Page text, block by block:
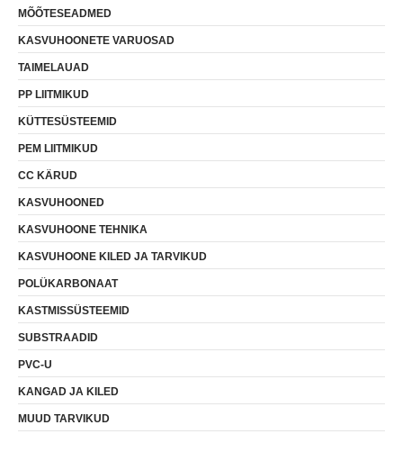
MÕÕTESEADMED
KASVUHOONETE VARUOSAD
TAIMELAUAD
PP LIITMIKUD
KÜTTESÜSTEEMID
PEM LIITMIKUD
CC KÄRUD
KASVUHOONED
KASVUHOONE TEHNIKA
KASVUHOONE KILED JA TARVIKUD
POLÜKARBONAAT
KASTMISSÜSTEEMID
SUBSTRAADID
PVC-U
KANGAD JA KILED
MUUD TARVIKUD